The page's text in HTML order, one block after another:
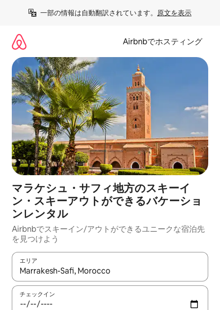
一部の情報は自動翻訳されています。 原文を表示
Airbnbでホスティング
マラケシュ・サフィ地方のスキーイ
ン・スキーアウトができるバケーショ
ンレンタル
Airbnbでスキーイン/アウトができるユニークな宿泊先
を見つけよう
エリア
検索結果が表示されたら、上下の矢印キーを使って移動するか
チェックイン